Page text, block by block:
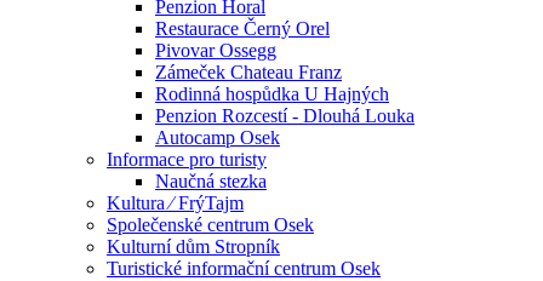
Penzion Horal
Restaurace Černý Orel
Pivovar Ossegg
Zámeček Chateau Franz
Rodinná hospůdka U Hajných
Penzion Rozcestí - Dlouhá Louka
Autocamp Osek
Informace pro turisty
Naučná stezka
Kultura ⁄ FrýTajm
Společenské centrum Osek
Kulturní dům Stropník
Turistické informační centrum Osek